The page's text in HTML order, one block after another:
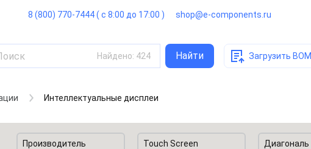
8 (800) 770-7444 ( с 8:00 до 17:00 ) shop@e-components.ru
Найдено: 424 Найти Загрузить BOM
Интеллектуальные дисплеи
Производитель Touch Screen Диагональ